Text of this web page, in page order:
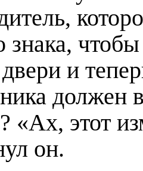
знака,
двери и
должен
«Ах, этот
он.